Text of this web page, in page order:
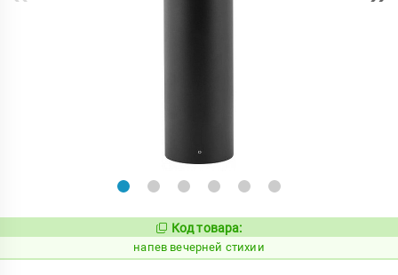
Код:
1079723
Код товара:
напев вечерней стихии